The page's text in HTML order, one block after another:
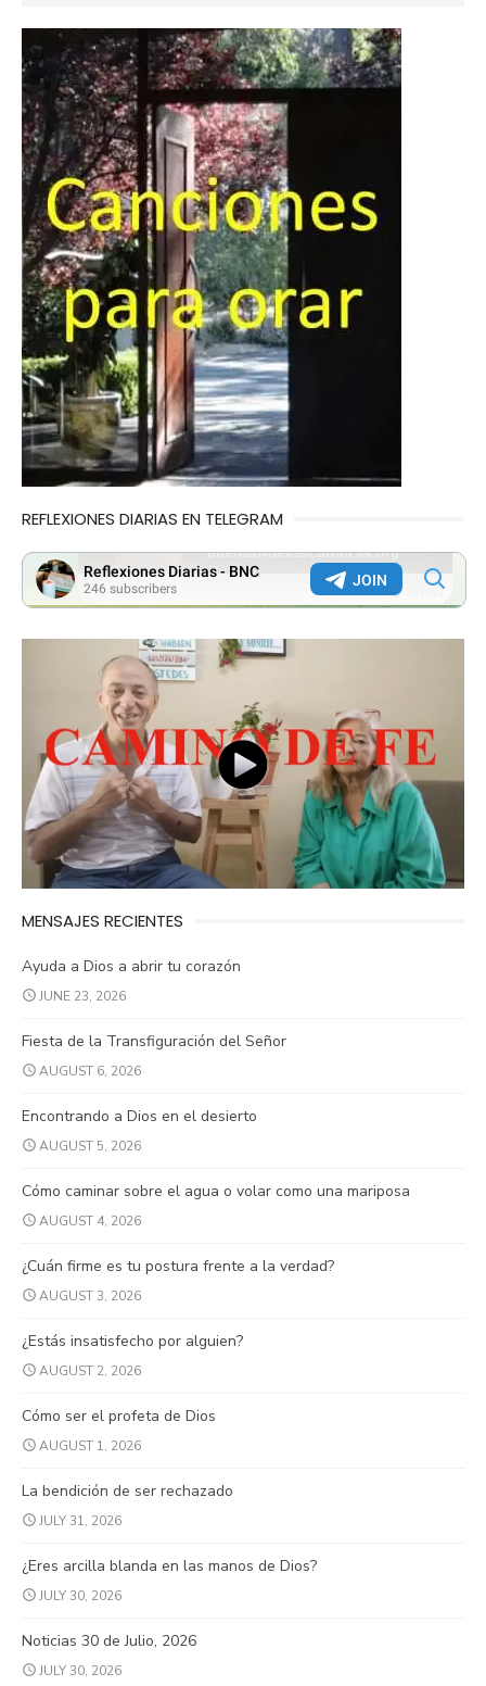
REFLEXIONES DIARIAS EN TELEGRAM
MENSAJES RECIENTES
Ayuda a Dios a abrir tu corazón
JUNE 23, 2026
Fiesta de la Transfiguración del Señor
AUGUST 6, 2026
Encontrando a Dios en el desierto
AUGUST 5, 2026
Cómo caminar sobre el agua o volar como una mariposa
AUGUST 4, 2026
¿Cuán firme es tu postura frente a la verdad?
AUGUST 3, 2026
¿Estás insatisfecho por alguien?
AUGUST 2, 2026
Cómo ser el profeta de Dios
AUGUST 1, 2026
La bendición de ser rechazado
JULY 31, 2026
¿Eres arcilla blanda en las manos de Dios?
JULY 30, 2026
Noticias 30 de Julio, 2026
JULY 30, 2026